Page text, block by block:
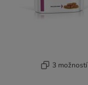
3 možností